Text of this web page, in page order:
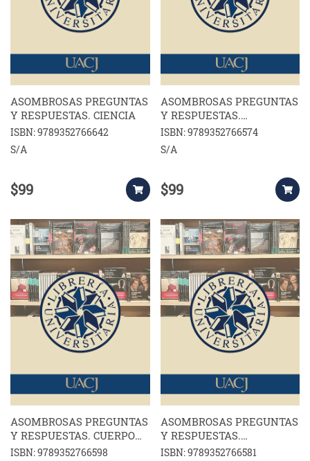
ASOMBROSAS PREGUNTAS
Y RESPUESTAS. CIENCIA
ISBN: 9789352766642
S/A
$99
ASOMBROSAS PREGUNTAS
Y RESPUESTAS.
COMPUTADORA
ISBN: 9789352766574
S/A
$99
ASOMBROSAS PREGUNTAS
Y RESPUESTAS. CUERPO
HUMANO
ISBN: 9789352766598
ASOMBROSAS PREGUNTAS
Y RESPUESTAS.
DINOSAURIOS
ISBN: 9789352766581